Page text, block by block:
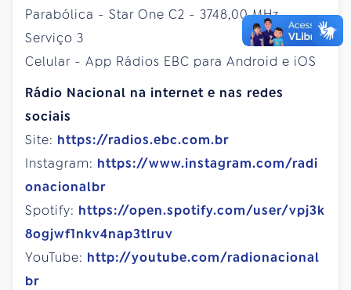
Parabólica - Star One C2 - 3748,00 MHz -
Serviço 3
Celular - App Rádios EBC para Android e iOS
Rádio Nacional na internet e nas redes
sociais
Site: https://radios.ebc.com.br
Instagram: https://www.instagram.com/radi
onacionalbr
Spotify: https://open.spotify.com/user/vpj3k
8ogjwf1nkv4nap3tlruv
YouTube: http://youtube.com/radionacional
br